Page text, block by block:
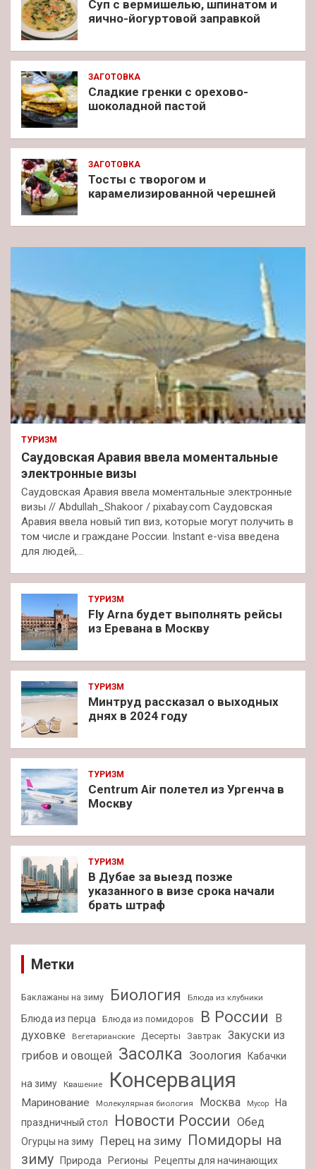
Суп с вермишелью, шпинатом и
яично-йогуртовой заправкой
ЗАГОТОВКА
Сладкие гренки с орехово-
шоколадной пастой
ЗАГОТОВКА
Тосты с творогом и
карамелизированной черешней
ТУРИЗМ
Саудовская Аравия ввела моментальные
электронные визы
Саудовская Аравия ввела моментальные электронные
визы // Abdullah_Shakoor / pixabay.com Саудовская
Аравия ввела новый тип виз, которые могут получить в
том числе и граждане России. Instant e-visa введена
для людей,…
ТУРИЗМ
Fly Arna будет выполнять рейсы
из Еревана в Москву
ТУРИЗМ
Минтруд рассказал о выходных
днях в 2024 году
ТУРИЗМ
Centrum Air полетел из Ургенча в
Москву
ТУРИЗМ
В Дубае за выезд позже
указанного в визе срока начали
брать штраф
Метки
Баклажаны на зиму Биология Блюда из клубники
Блюда из перца Блюда из помидоров В России
В
духовке
Вегетарианские Десерты Завтрак Закуски из
грибов и овощей Засолка Зоология Кабачки
на зиму Квашение Консервация
Маринование Молекулярная биология Москва Мусор
На
праздничный стол
Новости России Обед
Огурцы на зиму Перец на зиму Помидоры на
зиму
Природа Регионы Рецепты для начинающих